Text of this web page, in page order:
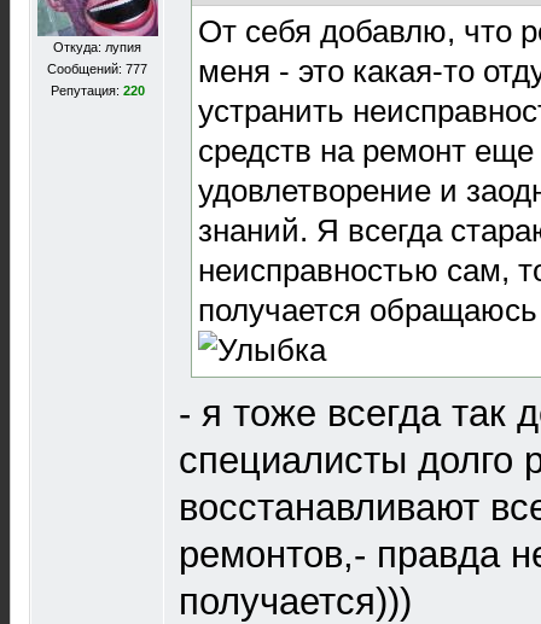
Откуда: лупия
Сообщений: 777
Репутация: 220
От себя добавлю, что
меня - это какая-то
устранить
средств на ремонт
удовлетворение и
знаний. Я всегда
неисправностью сам,
получается
- я тоже всегда так
специалисты долго
восстанавливают
ремонтов,- правда
получается)))